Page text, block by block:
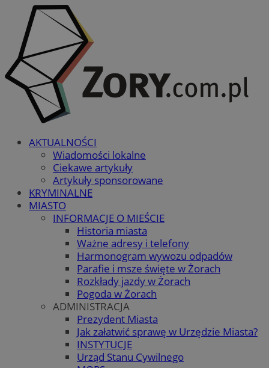
AKTUALNOŚCI
Wiadomości lokalne
Ciekawe artykuły
Artykuły sponsorowane
KRYMINALNE
MIASTO
INFORMACJE O MIEŚCIE
Historia miasta
Ważne adresy i telefony
Harmonogram wywozu odpadów
Parafie i msze święte w Żorach
Rozkłady jazdy w Żorach
Pogoda w Żorach
ADMINISTRACJA
Prezydent Miasta
Jak załatwić sprawę w Urzędzie Miasta?
INSTYTUCJE
Urząd Stanu Cywilnego